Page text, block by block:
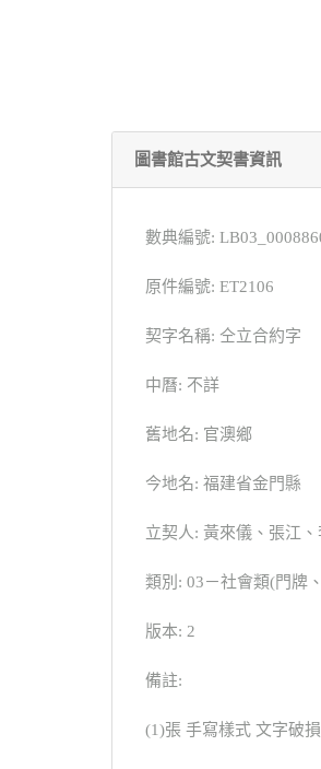
圖書館古文契書資訊
數典編號:
原件編號: ET2106
契字名稱: 仝立合約字
中曆: 不詳
舊地名: 官澳鄉
今地名: 福建省金門縣
立契人: 黃來儀、張江
類別: 03－社會類(門牌
版本: 2
備註:
(1)張 手寫樣式 文字破損